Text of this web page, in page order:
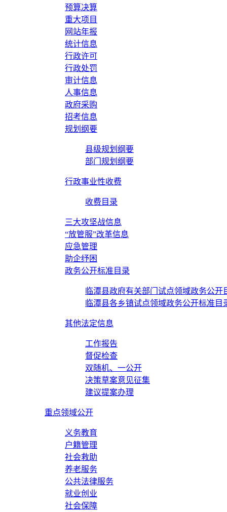
预算决算
重大项目
网站年报
统计信息
行政许可
行政处罚
审计信息
人事信息
政府采购
招考信息
规划纲要
县级规划纲要
部门规划纲要
行政事业性收费
收费目录
三大攻坚战信息
“放管服”改革信息
应急管理
助企纾困
政务公开标准目录
临潭县政府有关部门试点领域政务公开
临潭县各乡镇试点领域政务公开标准目
其他法定信息
工作报告
督促检查
双随机、一公开
决策草案意见征集
建议提案办理
重点领域公开
义务教育
户籍管理
社会救助
养老服务
公共法律服务
就业创业
社会保障